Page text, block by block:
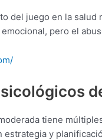
del juego en la
pero el
tiene
y